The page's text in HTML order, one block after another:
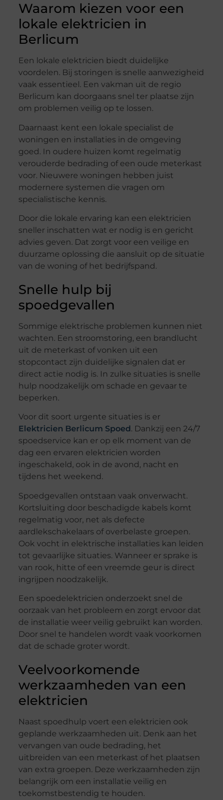
Waarom kiezen voor een
lokale elektricien in
Berlicum
Een lokale elektricien biedt duidelijke
voordelen. Bij storingen is snelle aanwezigheid
vaak essentieel. Een vakman uit de regio
Berlicum kan doorgaans snel ter plaatse zijn
om problemen veilig op te lossen.
Daarnaast kent een lokale specialist de
woningen en installaties in de omgeving
goed. In oudere huizen komt regelmatig
verouderde bedrading of een oude meterkast
voor. Nieuwere woningen hebben juist
modernere systemen die vragen om
specialistische kennis.
Door die lokale ervaring kan een elektricien
sneller inschatten wat er nodig is en gericht
advies geven. Dat zorgt voor een veilige en
duurzame oplossing die aansluit op de situatie
van de woning of het bedrijfspand.
Snelle hulp bij
spoedgevallen
Sommige elektrische problemen kunnen niet
wachten. Een stroomstoring, een brandlucht
uit de meterkast of vonken uit een
stopcontact zijn duidelijke signalen dat er
direct actie nodig is. In zulke situaties is snelle
hulp noodzakelijk om schade en gevaar te
beperken.
Voor dit soort urgente situaties is er
Elektricien Berlicum Spoed . Dankzij een 24/7
spoedservice kan er op elk moment van de
dag een ervaren elektricien worden
ingeschakeld, ook in de avond, nacht en
tijdens het weekend.
Spoedgevallen ontstaan vaak onverwacht.
Kortsluiting door beschadigde kabels komt
regelmatig voor, net als defecte
aardlekschakelaars of overbelaste groepen.
Ook vocht in elektrische installaties kan leiden
tot gevaarlijke situaties. Wanneer er sprake is
van rook, hitte of een vreemde geur is direct
ingrijpen noodzakelijk.
Een spoedelektricien onderzoekt snel de
oorzaak van het probleem en zorgt ervoor dat
de installatie weer veilig gebruikt kan worden.
Door snel te handelen wordt vaak voorkomen
dat de schade groter wordt.
Veelvoorkomende
werkzaamheden van een
elektricien
Naast spoedhulp voert een elektricien ook
geplande werkzaamheden uit. Denk aan het
vervangen van oude bedrading, het
uitbreiden van een meterkast of het plaatsen
van extra groepen. Deze werkzaamheden zijn
belangrijk om een installatie veilig en
toekomstbestendig te houden.